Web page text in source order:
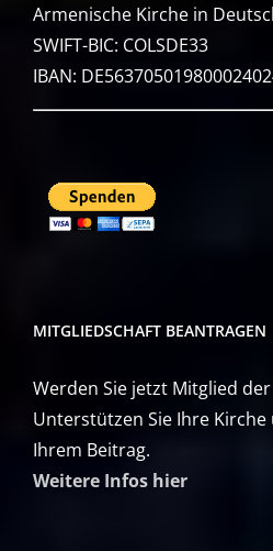
Armenische Kirche in
SWIFT-BIC: COLSDE33
IBAN:
MITGLIEDSCHAFT BEANTRAGEN
Werden Sie jetzt Mitglied
Unterstützen Sie Ihre
Ihrem Beitrag.
Weitere Infos hier